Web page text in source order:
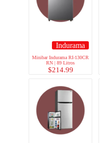
Indurama
Minibar Indurama RI-130CR
RN | 89 Litros
$214.99